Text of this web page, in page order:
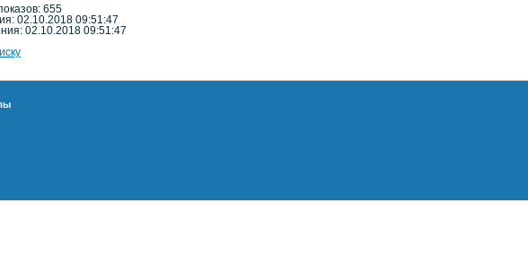
655
02.10.2018 09:51:47
02.10.2018 09:51:47